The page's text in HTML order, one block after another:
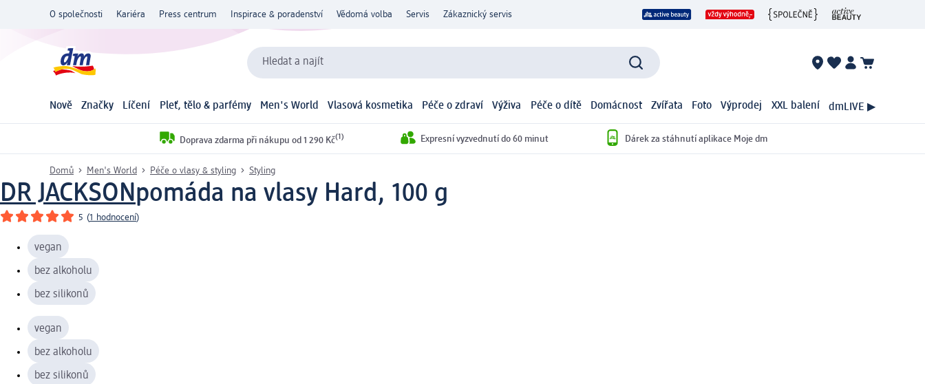
O společnosti Kariéra Press centrum Inspirace & poradenství Vědomá volba Servis Zákaznický servis
Hledat a najít
Nově Značky Líčení Pleť, tělo & parfémy Men's World Vlasová kosmetika Péče o zdraví Výživa Péče o dítě Domácnost Zvířata Foto Výprodej XXL balení dmLIVE ▶
Doprava zdarma při nákupu od 1 290 Kč(1) Expresní vyzvednutí do 60 minut Dárek za stáhnutí aplikace Moje dm
Domů Men's World Péče o vlasy & styling Styling
DR JACKSONpomáda na vlasy Hard, 100 g
5 (1 hodnocení)
vegan
bez alkoholu
bez silikonů
vegan
bez alkoholu
bez silikonů